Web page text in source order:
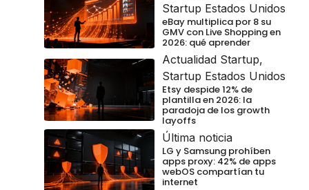
Startup Estados Unidos
eBay multiplica por 8 su
GMV con Live Shopping en
2026: qué aprender
Actualidad Startup,
Startup Estados Unidos
Etsy despide 12% de
plantilla en 2026: la
paradoja de los growth
layoffs
Última noticia
LG y Samsung prohíben
apps proxy: 42% de apps
webOS compartían tu
internet